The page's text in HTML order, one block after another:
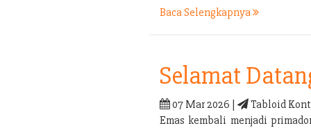
Baca Selengkapnya
Selamat
07 Mar 2026 |
Tabloid
Emas kembali menjadi